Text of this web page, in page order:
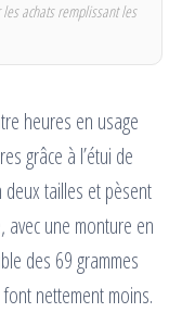
achats remplissant les
heures en usage
grâce à l’étui de
tailles et pèsent
avec une monture en
des 69 grammes
nettement moins.